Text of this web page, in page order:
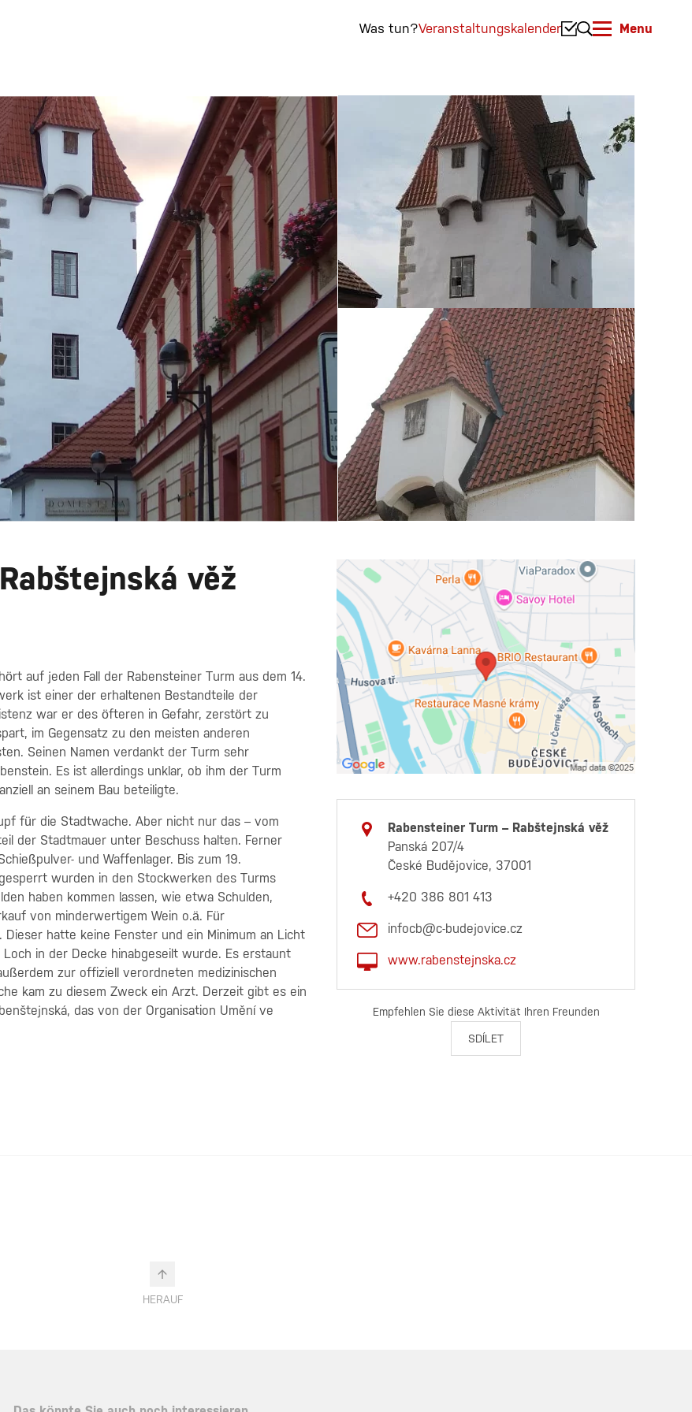
Was tun?Veranstaltungskalender Menu
věž
auf jeden Fall der Rabensteiner Turm aus dem 14.
ist einer der erhaltenen Bestandteile der
war er des öfteren in Gefahr, zerstört zu
im Gegensatz zu den meisten anderen
Seinen Namen verdankt der Turm sehr
Es ist allerdings unklar, ob ihm der Turm
an seinem Bau beteiligte.
für die Stadtwache. Aber nicht nur das – vom
der Stadtmauer unter Beschuss halten. Ferner
und Waffenlager. Bis zum 19.
wurden in den Stockwerken des Turms
haben kommen lassen, wie etwa Schulden,
von minderwertigem Wein o.ä. Für
hatte keine Fenster und ein Minimum an Licht
in der Decke hinabgeseilt wurde. Es erstaunt
zur offiziell verordneten medizinischen
kam zu diesem Zweck ein Arzt. Derzeit gibt es ein
das von der Organisation Umění ve
Rabensteiner Turm – Rabštejnská věž
Panská 207/4
České Budějovice, 37001
+420 386 801 413
infocb@c-budejovice.cz
www.rabenstejnska.cz
Empfehlen Sie diese Aktivität Ihren Freunden
SDÍLET
HERAUF